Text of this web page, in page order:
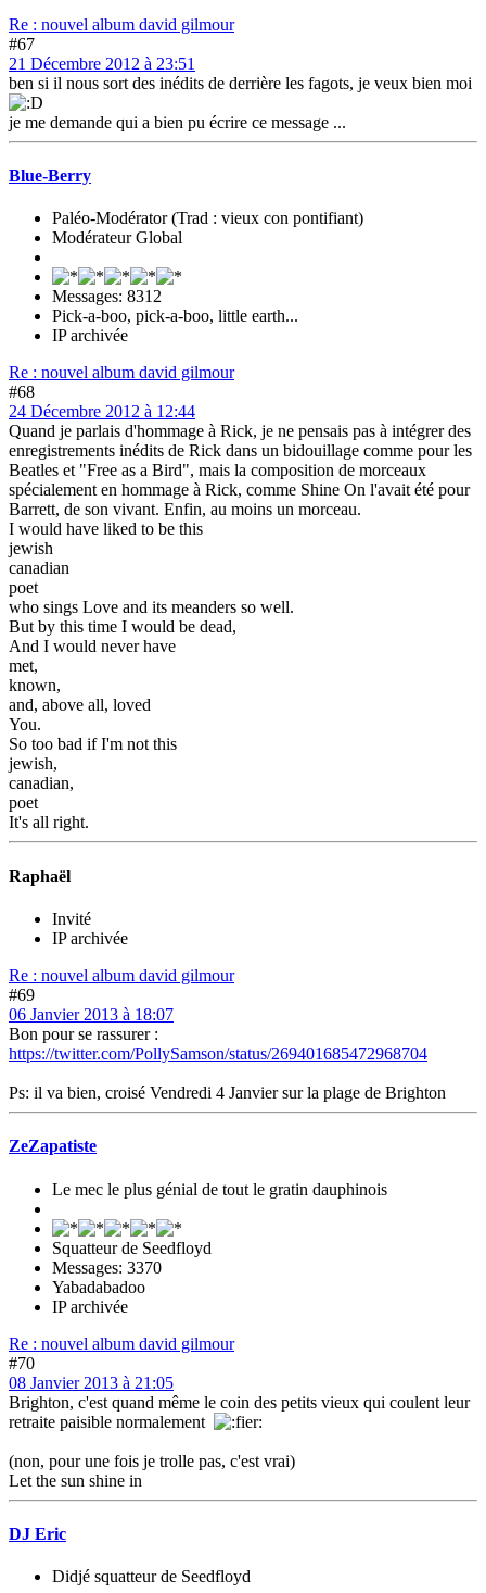
Re : nouvel album david gilmour
#67
21 Décembre 2012 à 23:51
ben si il nous sort des inédits de derrière les fagots, je veux bien moi
je me demande qui a bien pu écrire ce message ...
Blue-Berry
Paléo-Modérator (Trad : vieux con pontifiant)
Modérateur Global
Messages: 8312
Pick-a-boo, pick-a-boo, little earth...
IP archivée
Re : nouvel album david gilmour
#68
24 Décembre 2012 à 12:44
Quand je parlais d'hommage à Rick, je ne pensais pas à intégrer des
enregistrements inédits de Rick dans un bidouillage comme pour les
Beatles et "Free as a Bird", mais la composition de morceaux
spécialement en hommage à Rick, comme Shine On l'avait été pour
Barrett, de son vivant. Enfin, au moins un morceau.
I would have liked to be this
jewish
canadian
poet
who sings Love and its meanders so well.
But by this time I would be dead,
And I would never have
met,
known,
and, above all, loved
You.
So too bad if I'm not this
jewish,
canadian,
poet
It's all right.
Raphaël
Invité
IP archivée
Re : nouvel album david gilmour
#69
06 Janvier 2013 à 18:07
Bon pour se rassurer :
https://twitter.com/PollySamson/status/269401685472968704
Ps: il va bien, croisé Vendredi 4 Janvier sur la plage de Brighton
ZeZapatiste
Le mec le plus génial de tout le gratin dauphinois
Squatteur de Seedfloyd
Messages: 3370
Yabadabadoo
IP archivée
Re : nouvel album david gilmour
#70
08 Janvier 2013 à 21:05
Brighton, c'est quand même le coin des petits vieux qui coulent leur
retraite paisible normalement
(non, pour une fois je trolle pas, c'est vrai)
Let the sun shine in
DJ Eric
Didjé squatteur de Seedfloyd